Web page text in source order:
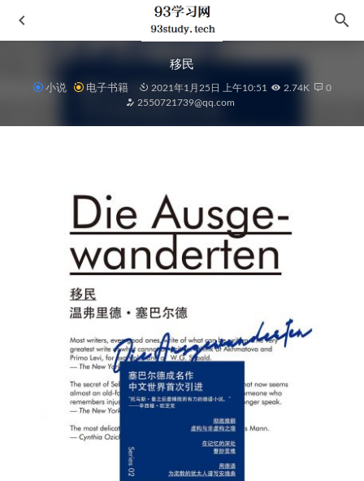
移民
小说 电子书籍 2021年1月25日 上午10:51 2.74K
0
2550721739@qq.com
庄子说什么 2021-08-18
《海蒂性学报告：男人篇》 2023-09-08
活出最乐观的自己 2021-08-10
2021-03-04
一人之下 漫画 1-12册合集